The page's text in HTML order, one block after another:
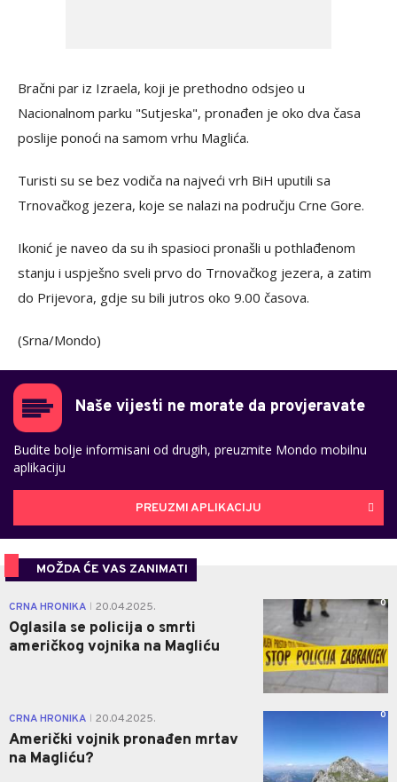
Bračni par iz Izraela, koji je prethodno odsjeo u
Nacionalnom parku "Sutjeska", pronađen je oko dva časa
poslije ponoći na samom vrhu Maglića.
Turisti su se bez vodiča na najveći vrh BiH uputili sa
Trnovačkog jezera, koje se nalazi na području Crne Gore.
Ikonić je naveo da su ih spasioci pronašli u pothlađenom
stanju i uspješno sveli prvo do Trnovačkog jezera, a zatim
do Prijevora, gdje su bili jutros oko 9.00 časova.
(Srna/Mondo)
Naše vijesti ne morate da provjeravate
Budite bolje informisani od drugih, preuzmite Mondo mobilnu
aplikaciju
PREUZMI APLIKACIJU
MOŽDA ĆE VAS ZANIMATI
CRNA HRONIKA 20.04.2025.
Oglasila se policija o smrti
američkog vojnika na Magliću
0
CRNA HRONIKA 20.04.2025.
Američki vojnik pronađen mrtav
na Magliću?
0